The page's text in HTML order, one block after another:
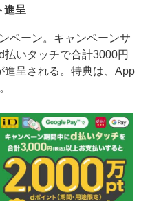
進呈
ペーン。キャンペーンサ
いタッチで合計3000円
進呈される。特典は、App